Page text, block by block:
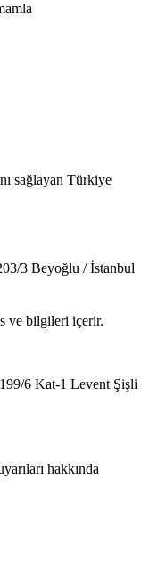
sağlayan Türkiye
3 Beyoğlu / İstanbul
ve bilgileri içerir.
6 Kat-1 Levent Şişli
hakkında